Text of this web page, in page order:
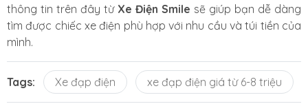
thông tin trên đây từ Xe Điện Smile sẽ giúp bạn dễ dàng
tìm được chiếc xe điện phù hợp với nhu cầu và túi tiền của
mình.
Tags: Xe đạp điện xe đạp điện giá từ 6-8 triệu